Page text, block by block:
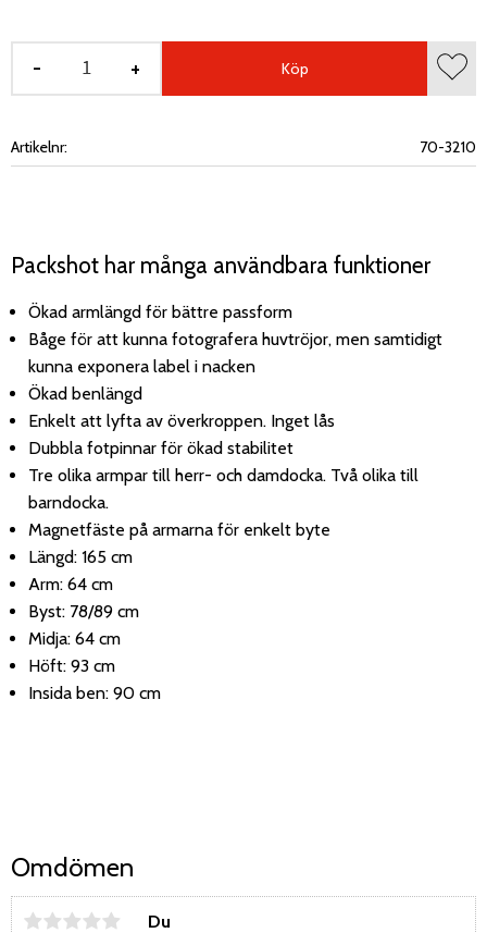
+
- Köp
Artikelnr 70-3210
Packshot har många användbara funktioner
Ökad armlängd för bättre passform
Båge för att kunna fotografera huvtröjor, men samtidigt
kunna exponera label i nacken
Ökad benlängd
Enkelt att lyfta av överkroppen. Inget lås
Dubbla fotpinnar för ökad stabilitet
Tre olika armpar till herr- och damdocka. Två olika till
barndocka.
Magnetfäste på armarna för enkelt byte
Längd: 165 cm
Arm: 64 cm
Byst: 78/89 cm
Midja: 64 cm
Höft: 93 cm
Insida ben: 90 cm
Omdömen
Du